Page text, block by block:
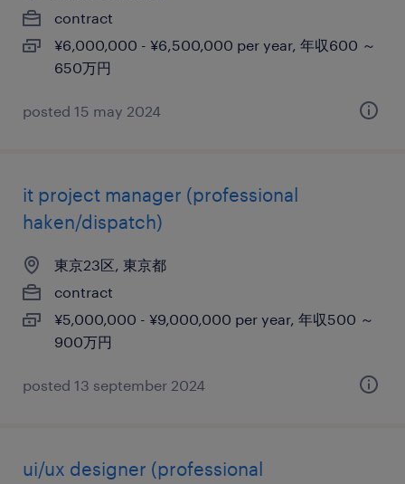
contract
¥6,000,000 - ¥6,500,000 per year, 年収600 ～
650万円
posted 15 may 2024
it project manager (professional
haken/dispatch)
東京23区, 東京都
contract
¥5,000,000 - ¥9,000,000 per year, 年収500 ～
900万円
posted 13 september 2024
ui/ux designer (professional